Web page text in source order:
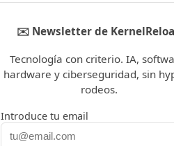
✉️ Newsletter de
Tecnología con criterio. IA,
hardware y ciberseguridad, sin
rodeos.
Introduce tu email